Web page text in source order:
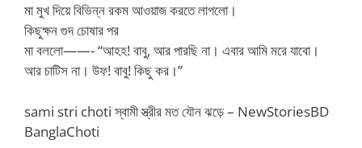
মা মুখ দিয়ে বিভিন্ন রকম আওয়াজ করতে লাগলো।
কিছুক্ষন গুদ চোষার পর
মা বললো——- “আহহ! বাবু, আর পারছি না। এবার আমি মরে যাবো।
আর চাটিস না। উফ! বাবু! কিছু কর।”
sami stri choti স্বামী স্ত্রীর মত যৌন ঝড়ে – NewStoriesBD
BanglaChoti